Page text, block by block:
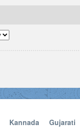
Kannada Gujarati